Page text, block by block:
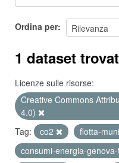
Ordina per
1 dataset
Licenze sulle risorse:
Creative Commons
4.0)
Tag:
co2
flotta-
consumi-energia-